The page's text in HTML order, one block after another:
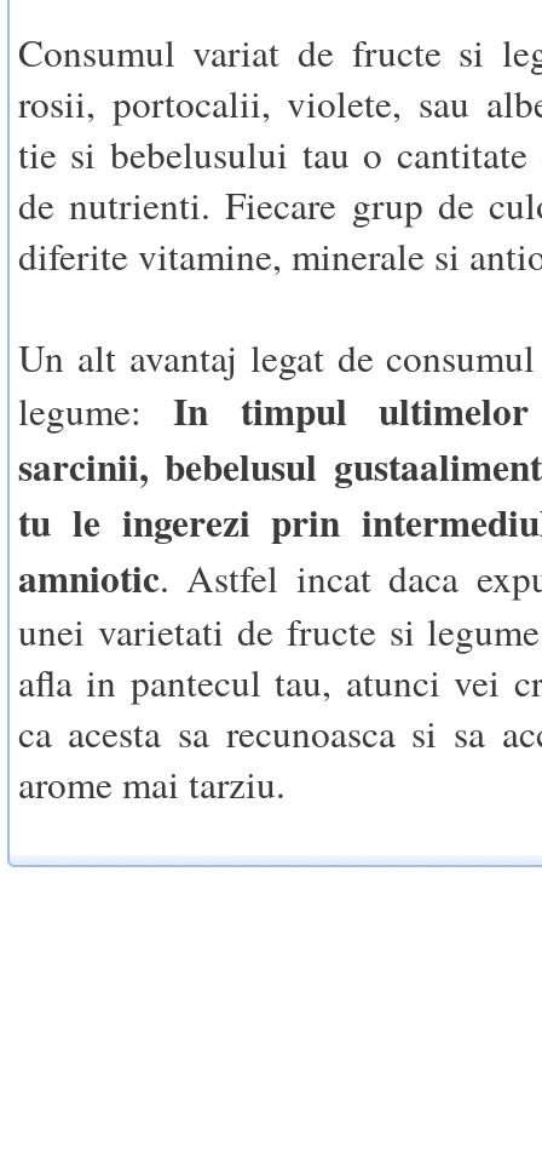
Consumul variat de fructe si
rosii, portocalii, violete, sau
tie si bebelusului tau o cantitate
de nutrienti. Fiecare grup de
diferite vitamine, minerale si
Un alt avantaj legat de
legume:In timpul
sarcinii, bebelusul
tu le ingerezi prin
amniotic. Astfel incat daca
unei varietati de fructe si
afla in pantecul tau, atunci vei
ca acesta sa recunoasca si sa
arome mai tarziu.